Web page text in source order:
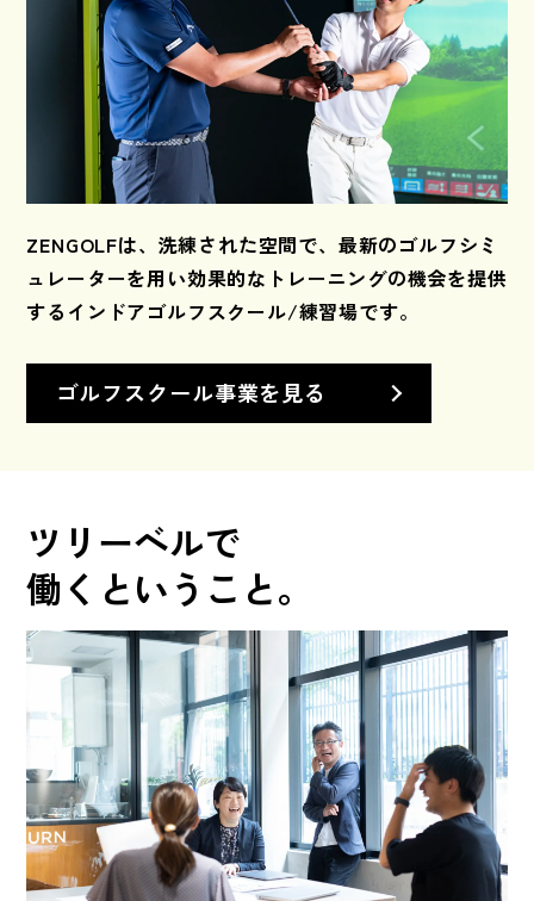
ZENGOLFは、洗練された空間で、 最新のゴルフシミ
ュレーターを用い効果的なトレーニングの機会を提供
する インドアゴルフスクール/練習場です。
ゴルフスクール事業を見る
ツリーベルで
働くということ。